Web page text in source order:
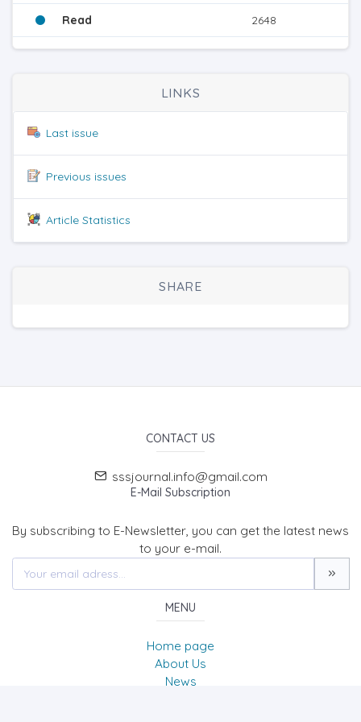
Read 2648
LINKS
Last issue
Previous issues
Article Statistics
SHARE
CONTACT US
sssjournal.info@gmail.com
E-Mail Subscription
By subscribing to E-Newsletter, you can get the latest news
to your e-mail.
MENU
Home page
About Us
News